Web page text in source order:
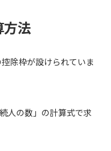
方法
除枠が設けられていま
人の数」の計算式で求